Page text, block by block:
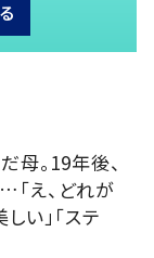
母。19年後、
え、どれが
い」「ステ